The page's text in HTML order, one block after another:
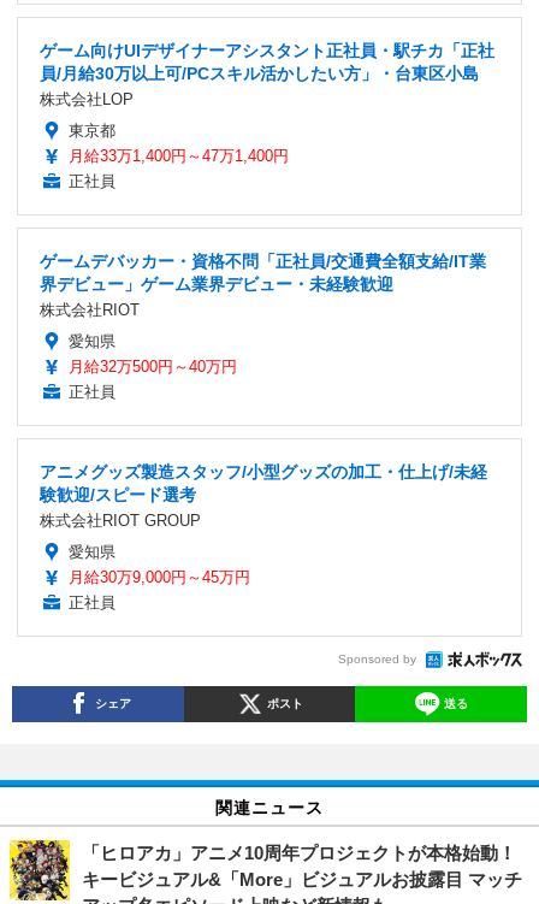
ゲーム向けUIデザイナーアシスタント正社員・駅チカ「正社
員/月給30万以上可/PCスキル活かしたい方」・台東区小島
株式会社LOP
東京都
月給33万1,400円～47万1,400円
正社員
ゲームデバッカー・資格不問「正社員/交通費全額支給/IT業
界デビュー」ゲーム業界デビュー・未経験歓迎
株式会社RIOT
愛知県
月給32万500円～40万円
正社員
アニメグッズ製造スタッフ/小型グッズの加工・仕上げ/未経
験歓迎/スピード選考
株式会社RIOT GROUP
愛知県
月給30万9,000円～45万円
正社員
Sponsored by
シェア ポスト 送る
関連ニュース
「ヒロアカ」アニメ10周年プロジェクトが本格始動！
キービジュアル&「More」ビジュアルお披露目 マッチ